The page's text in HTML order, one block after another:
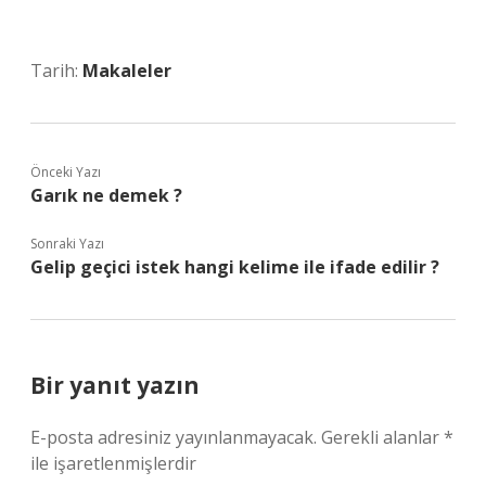
Tarih: Makaleler
Önceki Yazı
Garık ne demek ?
Sonraki Yazı
Gelip geçici istek hangi kelime ile ifade edilir ?
Bir yanıt yazın
E-posta adresiniz yayınlanmayacak. Gerekli alanlar*
ile işaretlenmişlerdir